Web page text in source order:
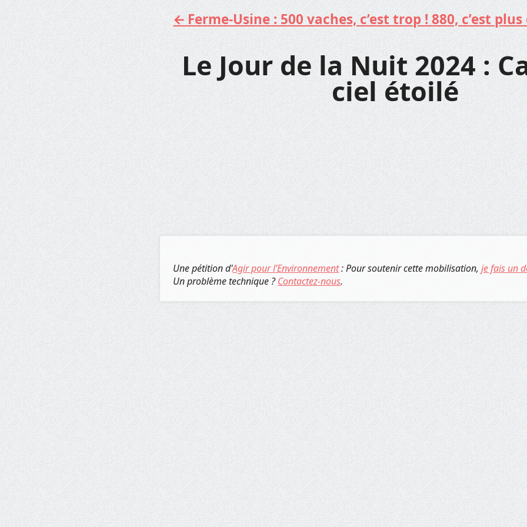
Aller
au
contenu
Ferme-Usine : 500 vaches, c’est trop ! 880, c’est
Le Jour de la Nuit 2024 :
ciel étoilé
Une pétition d'Agir pour l’Environnement: Pour soutenir cette mobilisation,je fais un
Un problème technique ?Contactez-nous.